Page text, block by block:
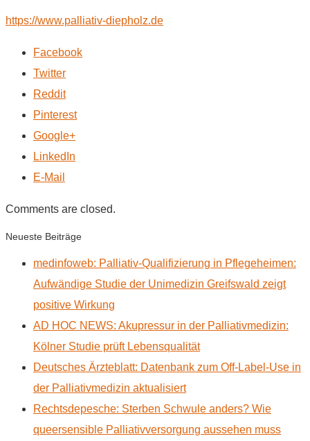
https://www.palliativ-diepholz.de
Facebook
Twitter
Reddit
Pinterest
Google+
LinkedIn
E-Mail
Comments are closed.
Neueste Beiträge
medinfoweb: Palliativ-Qualifizierung in Pflegeheimen:
Aufwändige Studie der Unimedizin Greifswald zeigt
positive Wirkung
AD HOC NEWS: Akupressur in der Palliativmedizin:
Kölner Studie prüft Lebensqualität
Deutsches Ärzteblatt: Datenbank zum Off-Label-Use in
der Palliativmedizin aktualisiert
Rechtsdepesche: Sterben Schwule anders? Wie
queersensible Palliativversorgung aussehen muss